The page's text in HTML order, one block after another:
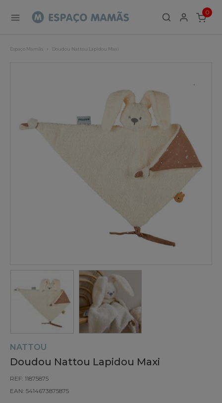
0
ITEMS
Espaço Mamãs Doudou Nattou Lapidou Maxi
NATTOU
Doudou Nattou Lapidou Maxi
REF: 11875875
EAN: 5414673875875